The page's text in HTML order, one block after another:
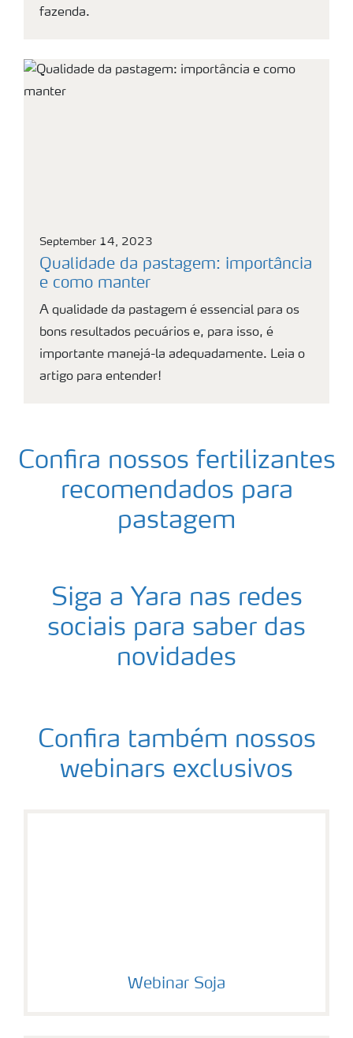
fazenda.
September 14, 2023
Qualidade da pastagem: importância
e como manter
A qualidade da pastagem é essencial para os
bons resultados pecuários e, para isso, é
importante manejá-la adequadamente. Leia o
artigo para entender!
Confira nossos fertilizantes
recomendados para
pastagem
Siga a Yara nas redes
sociais para saber das
novidades
Confira também nossos
webinars exclusivos
Webinar Soja